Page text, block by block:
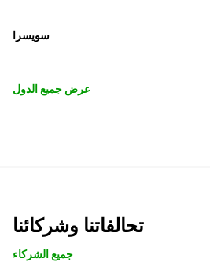
سويسرا
عرض جميع الدول
تحالفاتنا وشركائنا
جميع الشركاء